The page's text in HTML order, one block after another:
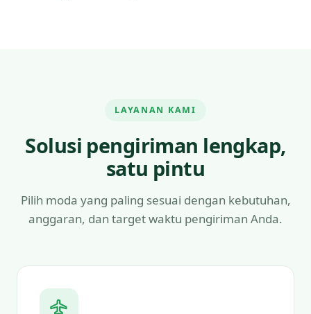
LAYANAN KAMI
Solusi pengiriman lengkap,
satu pintu
Pilih moda yang paling sesuai dengan kebutuhan,
anggaran, dan target waktu pengiriman Anda.